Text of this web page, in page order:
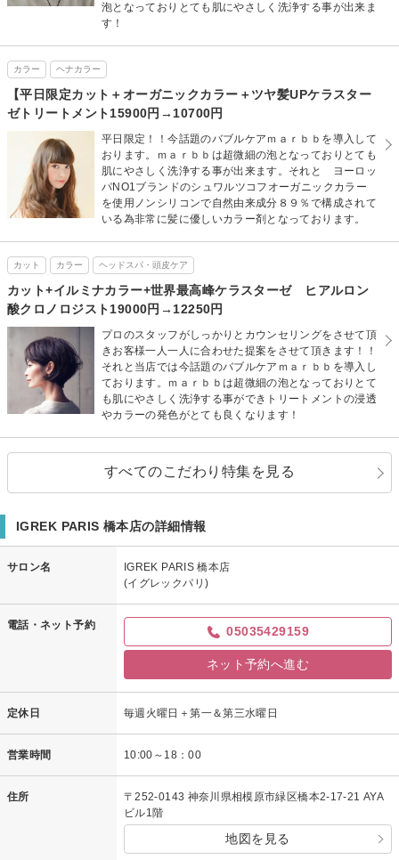
泡となっておりとても肌にやさしく洗浄する事が出来ま
す！
カラー ヘナカラー
【平日限定カット＋オーガニックカラー＋ツヤ髪UPケラスター
ゼトリートメント15900円→10700円
平日限定！！今話題のバブルケアｍａｒｂｂを導入して
おります。ｍａｒｂｂは超微細の泡となっておりとても
肌にやさしく洗浄する事が出来ます。それと ヨーロッ
パNO1ブランドのシュワルツコフオーガニックカラー
を使用ノンシリコンで自然由来成分８９％で構成されて
いる為非常に髪に優しいカラー剤となっております。
カット カラー ヘッドスパ・頭皮ケア
カット+イルミナカラー+世界最高峰ケラスターゼ ヒアルロン
酸クロノロジスト19000円→12250円
プロのスタッフがしっかりとカウンセリングをさせて頂
きお客様一人一人に合わせた提案をさせて頂きます！！
それと当店では今話題のバブルケアｍａｒｂｂを導入し
ております。ｍａｒｂｂは超微細の泡となっておりとて
も肌にやさしく洗浄する事ができトリートメントの浸透
やカラーの発色がとても良くなります！
すべてのこだわり特集を見る
IGREK PARIS 橋本店の詳細情報
サロン名
IGREK PARIS 橋本店
(イグレックパリ)
電話・ネット予約 05035429159
ネット予約へ進む
定休日 毎週火曜日＋第一＆第三水曜日
営業時間 10:00～18：00
住所
〒252-0143 神奈川県相模原市緑区橋本2-17-21 AYA
ビル1階
地図を見る